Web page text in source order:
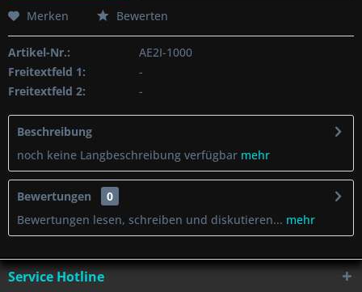
Merken Bewerten
Artikel-Nr.:
AE2I-1000
Freitextfeld 1:
-
Freitextfeld 2:
-
Beschreibung
noch keine Langbeschreibung verfügbar mehr
Bewertungen
0
Bewertungen lesen, schreiben und diskutieren... mehr
Service Hotline